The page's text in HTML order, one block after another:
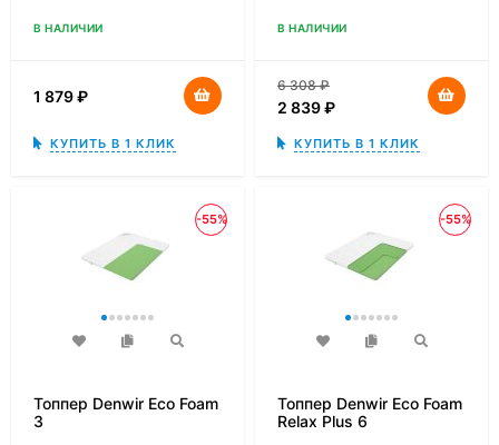
В НАЛИЧИИ
1 879₽
КУПИТЬ В 1 КЛИК
В НАЛИЧИИ
6 308₽
2 839₽
КУПИТЬ В 1 КЛИК
-55%
Топпер Denwir Eco Foam
3
-55%
Топпер Denwir Eco Foam
Relax Plus 6